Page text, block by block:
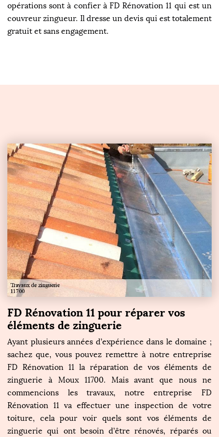
opérations sont à confier à FD Rénovation 11 qui est un
couvreur zingueur. Il dresse un devis qui est totalement
gratuit et sans engagement.
FD Rénovation 11 pour réparer vos
éléments de zinguerie
Ayant plusieurs années d’expérience dans le domaine ;
sachez que, vous pouvez remettre à notre entreprise
FD Rénovation 11 la réparation de vos éléments de
zinguerie à Moux 11700. Mais avant que nous ne
commencions les travaux, notre entreprise FD
Rénovation 11 va effectuer une inspection de votre
toiture, cela pour voir quels sont vos éléments de
zinguerie qui ont besoin d’être rénovés, réparés ou